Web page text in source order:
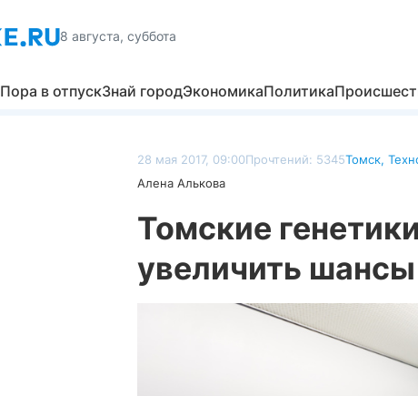
8 августа, суббота
Пора в отпускЗнай городЭкономикаПолитика
28 мая 2017, 09:00Прочтений: 5345Томск,
Алена Алькова
Томские
увеличить